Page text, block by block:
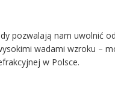
pozwalają nam uwolnić
wadami wzroku –
w Polsce.